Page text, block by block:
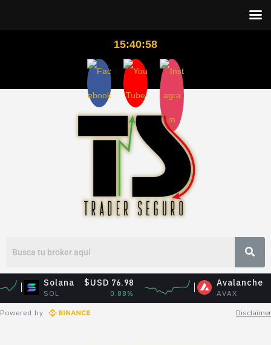
15:40:59
Solana
SOL
$USD 76.98 Avalanche
AVAX
$USD
Powered by Disclaimer